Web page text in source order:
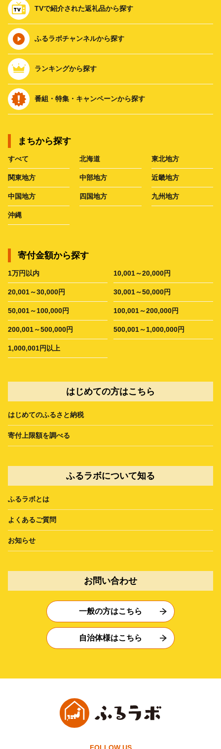
TVで紹介された返礼品から探す
ふるラボチャンネルから探す
ランキングから探す
番組・特集・キャンペーンから探す
まちから探す
すべて 北海道 東北地方
関東地方 中部地方 近畿地方
中国地方 四国地方 九州地方
沖縄
寄付金額から探す
1万円以内 10,001～20,000円
20,001～30,000円 30,001～50,000円
50,001～100,000円 100,001～200,000円
200,001～500,000円 500,001～1,000,000円
1,000,001円以上
はじめての方はこちら
はじめてのふるさと納税
寄付上限額を調べる
ふるラボについて知る
ふるラボとは
よくあるご質問
お知らせ
お問い合わせ
一般の方はこちら
自治体様はこちら